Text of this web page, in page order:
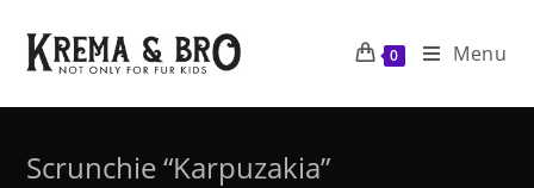
content
0 Menu
Scrunchie “Karpuzakia”